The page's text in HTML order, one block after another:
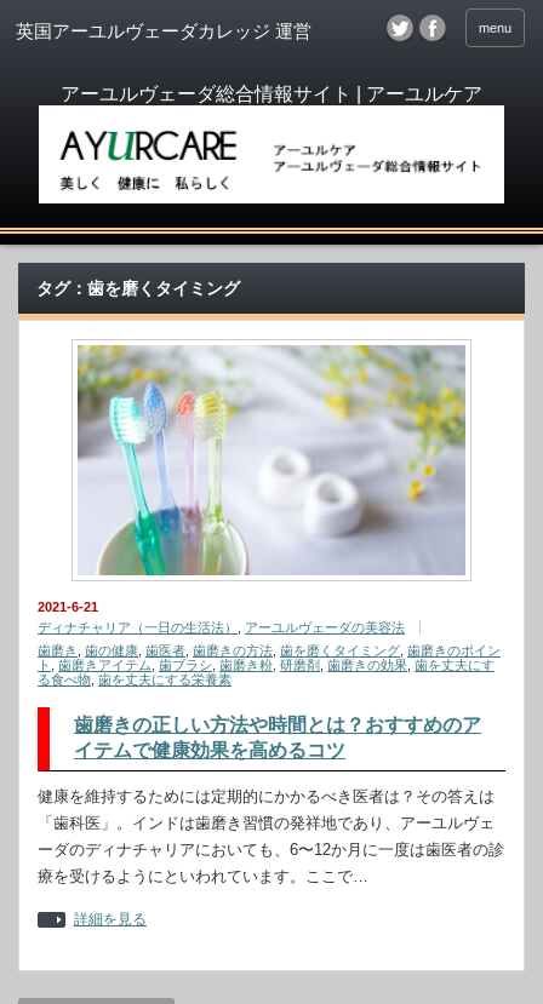
menu
英国アーユルヴェーダカレッジ 運営
タグ：歯を磨くタイミング
2021-6-21
ディナチャリア（一日の生活法）
アーユルヴェーダの美容法
歯磨き
歯の健康 歯医者 歯磨きの方法 歯を磨くタイミング 歯磨きのポイン
ト
歯磨きアイテム 歯ブラシ 歯磨き粉 研磨剤 歯磨きの効果 歯を丈夫にす
る食べ物 歯を丈夫にする栄養素
歯磨きの正しい方法や時間とは？おすすめのア
イテムで健康効果を高めるコツ
健康を維持するためには定期的にかかるべき医者は？その答えは
「歯科医」。インドは歯磨き習慣の発祥地であり、アーユルヴェ
ーダのディナチャリアにおいても、6〜12か月に一度は歯医者の診
療を受けるようにといわれています。ここで…
詳細を見る